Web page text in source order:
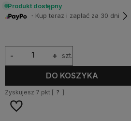
Produkt dostępny
・Kup teraz i zapłać za 30 dni
+
- szt.
DO KOSZYKA
Zyskujesz 7 pkt [ ? ]